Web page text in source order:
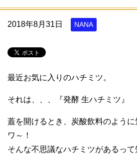
2018年8月31日 NANA
最近お気に入りのハチミツ。
それは、、、『発酵 生ハチミツ』
蓋を開けるとき、炭酸飲料のように
ワ～！
そんな不思議なハチミツがあるって